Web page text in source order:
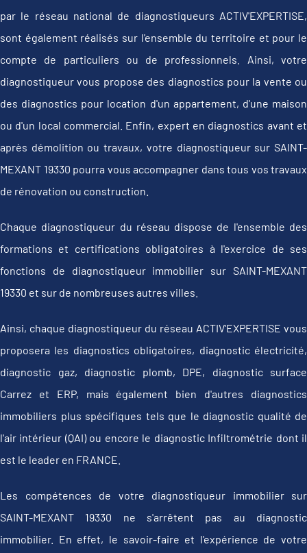
par le réseau national de diagnostiqueurs ACTIV'EXPERTISE,
sont également réalisés sur l'ensemble du territoire et pour le
compte de particuliers ou de professionnels. Ainsi, votre
diagnostiqueur vous propose des diagnostics pour la vente ou
des diagnostics pour location d'un appartement, d'une maison
ou d'un local commercial. Enfin, expert en diagnostics avant et
après démolition ou travaux, votre diagnostiqueur sur SAINT-
MEXANT 19330 pourra vous accompagner dans tous vos travaux
de rénovation ou construction.
Chaque diagnostiqueur du réseau dispose de l'ensemble des
formations et certifications obligatoires à l'exercice de ses
fonctions de diagnostiqueur immobilier sur SAINT-MEXANT
19330 et sur de nombreuses autres villes.
Ainsi, chaque diagnostiqueur du réseau ACTIV'EXPERTISE vous
proposera les diagnostics obligatoires, diagnostic électricité,
diagnostic gaz, diagnostic plomb, DPE, diagnostic surface
Carrez et ERP, mais également bien d'autres diagnostics
immobiliers plus spécifiques tels que le diagnostic qualité de
l'air intérieur (QAI) ou encore le diagnostic Infiltrométrie dont il
est le leader en FRANCE.
Les compétences de votre diagnostiqueur immobilier sur
SAINT-MEXANT 19330 ne s'arrêtent pas au diagnostic
immobilier. En effet, le savoir-faire et l'expérience de votre